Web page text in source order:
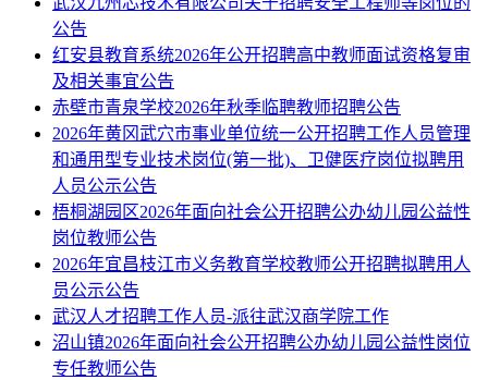
公告
红安县教育系统2026年公开招聘高中教师面试资格复审
及相关事宜公告
赤壁市青泉学校2026年秋季临聘教师招聘公告
2026年黄冈武穴市事业单位统一公开招聘工作人员管理
和通用型专业技术岗位(第一批)、卫健医疗岗位拟聘用
人员公示公告
梧桐湖园区2026年面向社会公开招聘公办幼儿园公益性
岗位教师公告
2026年宜昌枝江市义务教育学校教师公开招聘拟聘用人
员公示公告
武汉人才招聘工作人员-派往武汉商学院工作
沼山镇2026年面向社会公开招聘公办幼儿园公益性岗位
专任教师公告